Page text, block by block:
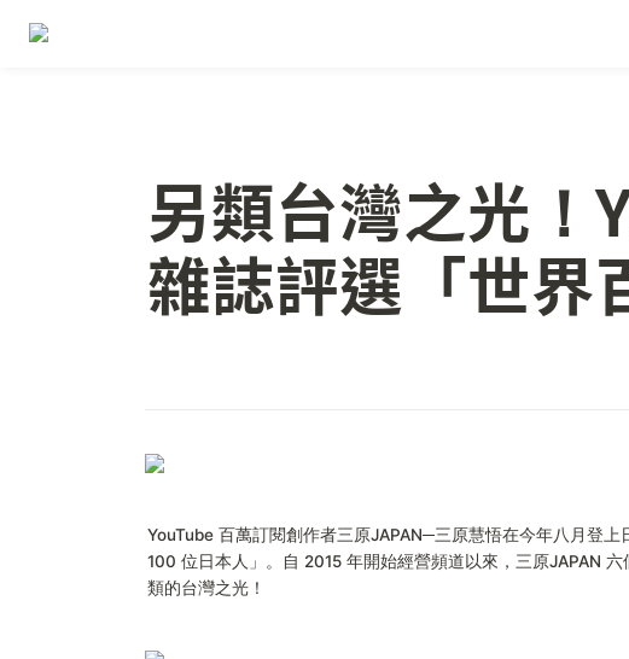
另類台灣之光！
雜誌評選「世界
YouTube 百萬訂閱創作者三原JAPAN─三原慧悟在今年八月登
100 位日本人」。自 2015 年開始經營頻道以來，三原JAPAN
類的台灣之光！